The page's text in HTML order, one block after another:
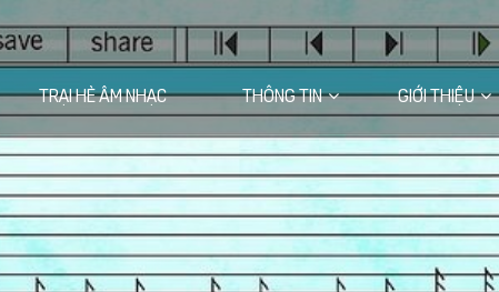
TRẠI HÈ ÂM NHẠC THÔNG TIN GIỚI THIỆU